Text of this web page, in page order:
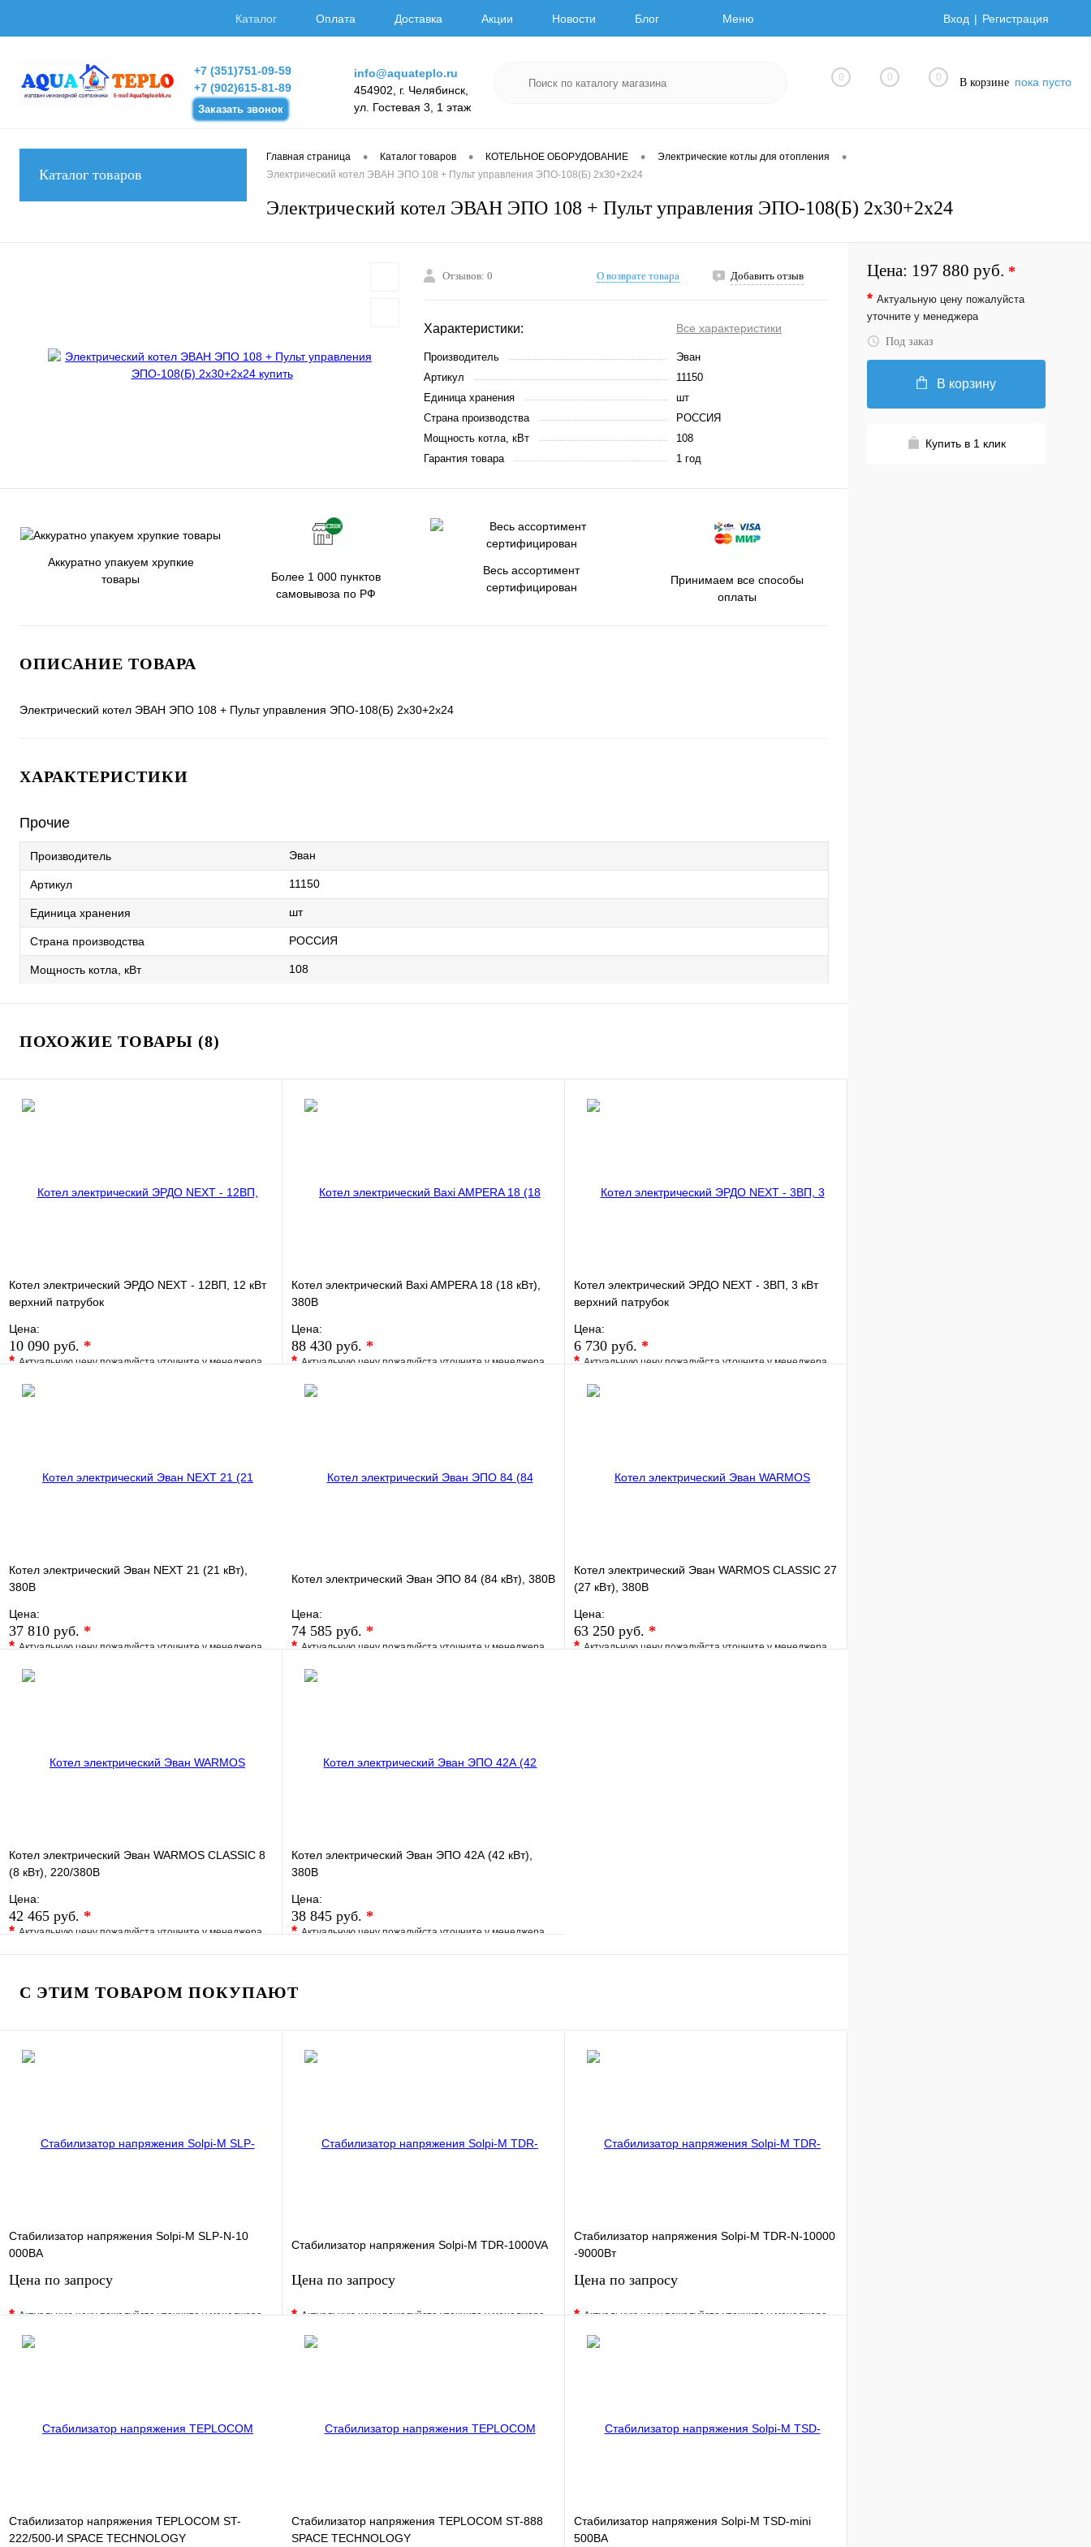
Каталог Оплата Доставка Акции Новости Блог Меню Вход Регистрация
+7 (351)751-09-59
+7 (902)615-81-89
Заказать звонок
info@aquateplo.ru
454902, г. Челябинск,
ул. Гостевая 3, 1 этаж
0 0 0 В корзине пока пусто
Каталог товаров
Главная страница • Каталог товаров • КОТЕЛЬНОЕ ОБОРУДОВАНИЕ • Электрические котлы для отопления •
Электрический котел ЭВАН ЭПО 108 + Пульт управления ЭПО-108(Б) 2х30+2х24
Электрический котел ЭВАН ЭПО 108 + Пульт управления ЭПО-108(Б) 2х30+2х24
Отзывов: 0 О возврате товара Добавить отзыв
Характеристики: Все характеристики
Производитель
Эван
Артикул
11150
Единица хранения
шт
Страна производства
РОССИЯ
Мощность котла, кВт
108
Гарантия товара
1 год
Аккуратно упакуем хрупкие
товары
Более 1 000 пунктов
самовывоза по РФ
Весь ассортимент
сертифицирован
Принимаем все способы
оплаты
ОПИСАНИЕ ТОВАРА
Электрический котел ЭВАН ЭПО 108 + Пульт управления ЭПО-108(Б) 2х30+2х24
ХАРАКТЕРИСТИКИ
Прочие
Производитель Эван
Артикул 11150
Единица хранения шт
Страна производства РОССИЯ
Мощность котла, кВт 108
ПОХОЖИЕ ТОВАРЫ (8)
Котел электрический ЭРДО NEXT - 12ВП, 12 кВт
верхний патрубок
Цена:
10 090 руб. *
*Актуальную цену пожалуйста уточните у менеджера
В избранное
Котел электрический Baxi AMPERA 18 (18 кВт),
380В
Цена:
88 430 руб. *
*Актуальную цену пожалуйста уточните у менеджера
В избранное
Котел электрический ЭРДО NEXT - 3ВП, 3 кВт
верхний патрубок
Цена:
6 730 руб. *
*Актуальную цену пожалуйста уточните у менеджера
В избранное
Котел электрический Эван NEXT 21 (21 кВт),
380В
Цена:
37 810 руб. *
*Актуальную цену пожалуйста уточните у менеджера
В избранное
Котел электрический Эван ЭПО 84 (84 кВт), 380В
Цена:
74 585 руб. *
*Актуальную цену пожалуйста уточните у менеджера
В избранное
Котел электрический Эван WARMOS CLASSIC 27
(27 кВт), 380В
Цена:
63 250 руб. *
*Актуальную цену пожалуйста уточните у менеджера
Котел электрический Эван WARMOS CLASSIC 8
(8 кВт), 220/380В
Цена:
42 465 руб. *
*Актуальную цену пожалуйста уточните у менеджера
В избранное Сравнение
В корзину
Котел электрический Эван ЭПО 42А (42 кВт),
380В
Цена:
38 845 руб. *
*Актуальную цену пожалуйста уточните у менеджера
В избранное Сравнение
В корзину
С ЭТИМ ТОВАРОМ ПОКУПАЮТ
Стабилизатор напряжения Solpi-M SLP-N-10
000BA
Цена по запросу
*Актуальную цену пожалуйста уточните у менеджера
В избранное
Стабилизатор напряжения Solpi-M ТDR-1000VA
Цена по запросу
*Актуальную цену пожалуйста уточните у менеджера
В избранное
Стабилизатор напряжения Solpi-M TDR-N-10000
-9000Вт
Цена по запросу
*Актуальную цену пожалуйста уточните у менеджера
В избранное
Стабилизатор напряжения TEPLOCOM ST-
222/500-И SPACE TECHNOLOGY
Стабилизатор напряжения TEPLOCOM ST-888
SPACE TECHNOLOGY
Стабилизатор напряжения Solpi-M TSD-mini
500ВА
Цена: 197 880 руб. *
* Актуальную цену пожалуйста
уточните у менеджера
Под заказ
В корзину
Купить в 1 клик